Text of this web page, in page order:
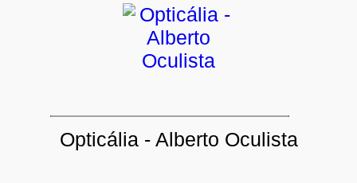
Opticália - Alberto Oculista